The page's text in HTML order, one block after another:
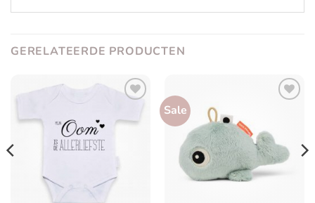
GERELATEERDE PRODUCTEN
aan
verlanglijst
Sale
verlanglijst